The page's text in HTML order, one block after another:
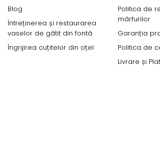
dacă ai nevoie de un arzător pe gaz
Arzătoare pe gaz în Moldova
toată Moldova, inclusiv Chișinău. Oferim
Blog
Întreținerea și restaurarea
vaselor de gătit din fontă
Îngrijirea cuțitelor din oțel
Politica de
mărfurilor
Garanția
Politica de
Livrare și